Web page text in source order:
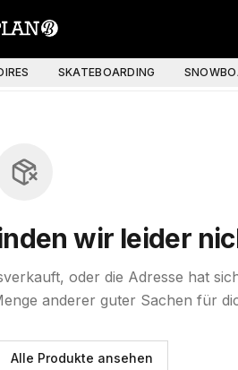
SKATEBOARDING
wir leider
oder die Adresse hat
anderer guter Sachen für
Alle Produkte ansehen